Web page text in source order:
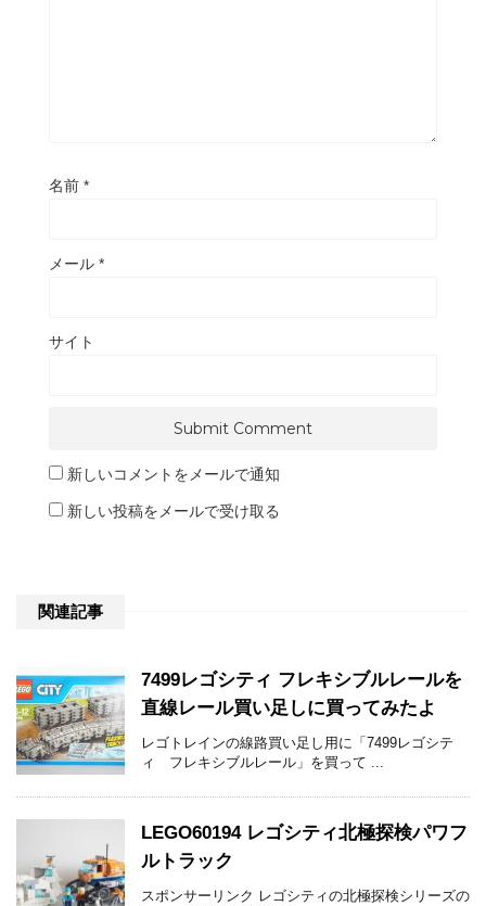
名前 *
メール *
サイト
新しいコメントをメールで通知
新しい投稿をメールで受け取る
関連記事
7499レゴシティ フレキシブルレールを
直線レール買い足しに買ってみたよ
レゴトレインの線路買い足し用に「7499レゴシテ
ィ フレキシブルレール」を買って ...
LEGO60194 レゴシティ北極探検パワフ
ルトラック
スポンサーリンク レゴシティの北極探検シリーズの